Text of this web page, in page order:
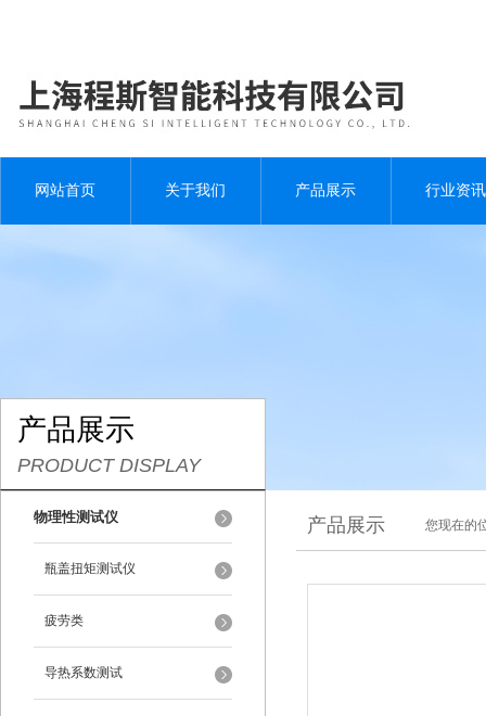
网站首页 关于我们 产品展示 行业资讯
产品展示
PRODUCT DISPLAY
物理性测试仪
瓶盖扭矩测试仪
疲劳类
导热系数测试
产品展示 您现在的